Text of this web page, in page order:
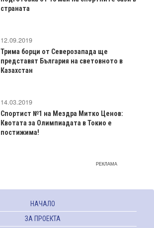
страната
12.09.2019
Трима борци от Северозапада ще
представят България на световното в
Казахстан
14.03.2019
Спортист №1 на Мездра Митко Ценов:
Квотата за Олимпиадата в Токио е
постижима!
РЕКЛАМА
НАЧАЛО
ЗА ПРОЕКТА